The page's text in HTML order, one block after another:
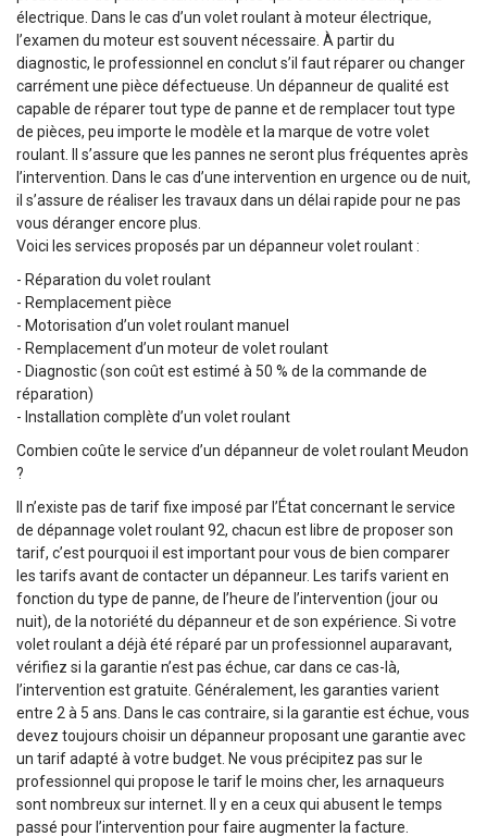
électrique. Dans le cas d’un volet roulant à moteur électrique,
l’examen du moteur est souvent nécessaire. À partir du
diagnostic, le professionnel en conclut s’il faut réparer ou changer
carrément une pièce défectueuse. Un dépanneur de qualité est
capable de réparer tout type de panne et de remplacer tout type
de pièces, peu importe le modèle et la marque de votre volet
roulant. Il s’assure que les pannes ne seront plus fréquentes après
l’intervention. Dans le cas d’une intervention en urgence ou de nuit,
il s’assure de réaliser les travaux dans un délai rapide pour ne pas
vous déranger encore plus.
Voici les services proposés par un dépanneur volet roulant :
- Réparation du volet roulant
- Remplacement pièce
- Motorisation d’un volet roulant manuel
- Remplacement d’un moteur de volet roulant
- Diagnostic (son coût est estimé à 50 % de la commande de
réparation)
- Installation complète d’un volet roulant
Combien coûte le service d’un dépanneur de volet roulant Meudon
?
Il n’existe pas de tarif fixe imposé par l’État concernant le service
de dépannage volet roulant 92, chacun est libre de proposer son
tarif, c’est pourquoi il est important pour vous de bien comparer
les tarifs avant de contacter un dépanneur. Les tarifs varient en
fonction du type de panne, de l’heure de l’intervention (jour ou
nuit), de la notoriété du dépanneur et de son expérience. Si votre
volet roulant a déjà été réparé par un professionnel auparavant,
vérifiez si la garantie n’est pas échue, car dans ce cas-là,
l’intervention est gratuite. Généralement, les garanties varient
entre 2 à 5 ans. Dans le cas contraire, si la garantie est échue, vous
devez toujours choisir un dépanneur proposant une garantie avec
un tarif adapté à votre budget. Ne vous précipitez pas sur le
professionnel qui propose le tarif le moins cher, les arnaqueurs
sont nombreux sur internet. Il y en a ceux qui abusent le temps
passé pour l’intervention pour faire augmenter la facture.